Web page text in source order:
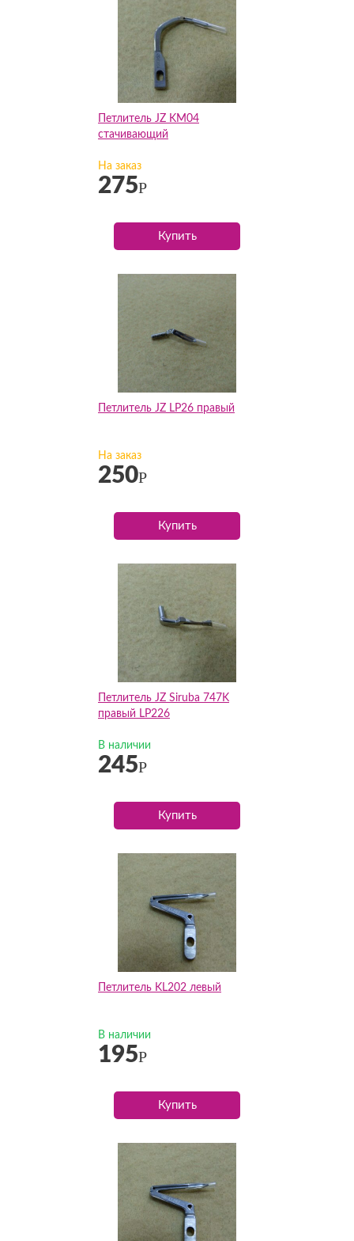
Петлитель JZ KM04
стачивающий
На заказ
275Р
Купить
Петлитель JZ LP26 правый
На заказ
250Р
Купить
Петлитель JZ Siruba 747K
правый LP226
В наличии
245Р
Купить
Петлитель KL202 левый
В наличии
195Р
Купить